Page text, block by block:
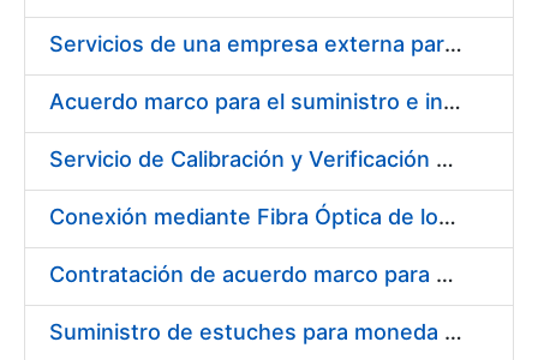
Servicios de una empresa externa para el asesoramiento y resolución de los recursos de alzada que se presentan relacionados con procesos de selección para la FNMT-RCM
Acuerdo marco para el suministro e instalación de persianas, estores y otros complementos
Servicio de Calibración y Verificación Externa de los Equipos de Medición del Servicio de Prevención de la FNMT-RCM
Conexión mediante Fibra Óptica de los Centros de Proceso de Datos (CPDs) de las sedes de la FNMT-RCM de Burgos y Madrid
Contratación de acuerdo marco para el Suministro de Material de Electricidad para la Fábrica Nacional de Moneda y Timbre-Real Casa de la Moneda en su centro de trabajo de Burgos
Suministro de estuches para moneda de 30 €